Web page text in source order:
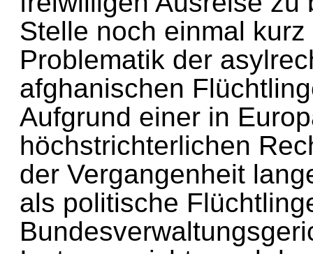
Stelle noch einmal
Problematik der
afghanischen
Aufgrund einer in
höchstrichterlichen
der Vergangenheit
als politische